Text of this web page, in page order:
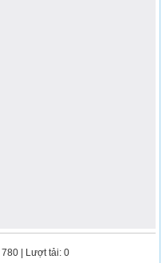
780 | Lượt tải: 0